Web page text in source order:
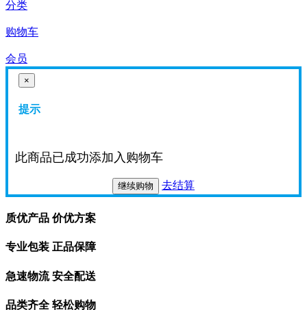
分类
购物车
会员
×
提示
此商品已成功添加入购物车
继续购物 去结算
质优产品 价优方案
专业包装 正品保障
急速物流 安全配送
品类齐全 轻松购物